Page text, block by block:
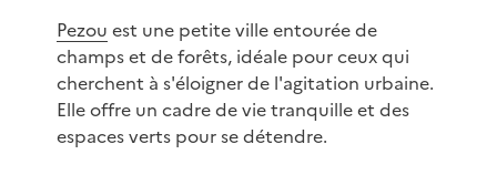
Pezou est une petite ville entourée de
champs et de forêts, idéale pour ceux qui
cherchent à s'éloigner de l'agitation urbaine.
Elle offre un cadre de vie tranquille et des
espaces verts pour se détendre.